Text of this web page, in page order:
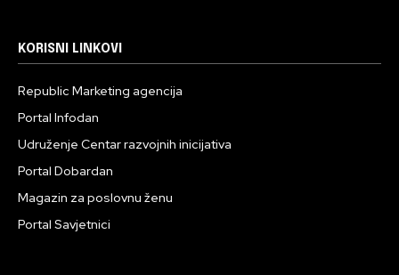
KORISNI LINKOVI
Republic Marketing agencija
Portal Infodan
Udruženje Centar razvojnih inicijativa
Portal Dobardan
Magazin za poslovnu ženu
Portal Savjetnici